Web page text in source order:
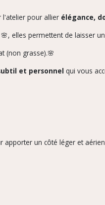
l'atelier pour allier élégance,
elles permettent de laisser
(non grasse).🌸
et personnel qui vous
apporter un côté léger et aérien